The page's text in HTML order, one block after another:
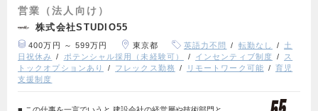
営業（法人向け）
株式会社STUDIO55
400万円 ～ 599万円 東京都 英語力不問 転勤なし
土
日祝休み
ポテンシャル採用（未経験可） インセンティブ制度
ス
トックオプションあり
フレックス勤務 リモートワーク可能
育児
支援制度